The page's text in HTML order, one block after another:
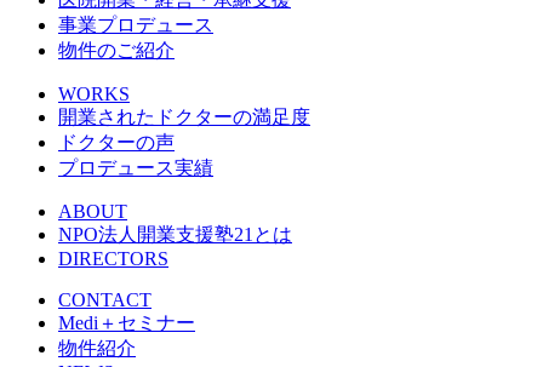
事業プロデュース
物件のご紹介
WORKS
開業されたドクターの満足度
ドクターの声
プロデュース実績
ABOUT
NPO法人開業支援塾21とは
DIRECTORS
CONTACT
Medi＋セミナー
物件紹介